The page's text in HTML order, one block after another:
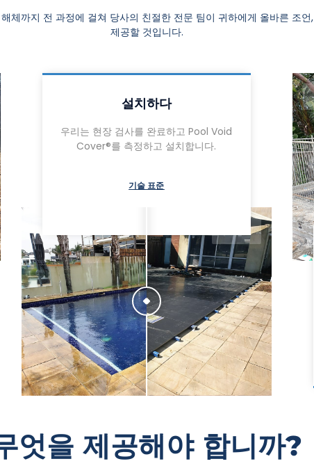
체까지 전 과정에 걸쳐 당사의 친절한 전문 팀이 귀하에게 올바른 조
제공할 것입니다.
설치하다
우리는 현장 검사를 완료하고 Pool Void
Cover®를 측정하고 설치합니다.
기술 표준
엇을 제공해야 합니까?